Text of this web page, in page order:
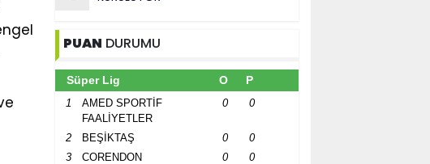
PUAN DURUMU
Süper Lig O P
1
AMED SPORTİF
FAALİYETLER
0 0
2 BEŞİKTAŞ 0
0
3
CORENDON
0 0